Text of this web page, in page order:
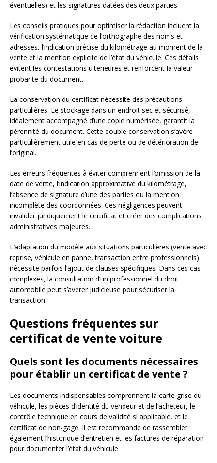
éventuelles) et les signatures datées des deux parties.
Les conseils pratiques pour optimiser la rédaction incluent la
vérification systématique de l’orthographe des noms et
adresses, l’indication précise du kilométrage au moment de la
vente et la mention explicite de l’état du véhicule. Ces détails
évitent les contestations ultérieures et renforcent la valeur
probante du document.
La conservation du certificat nécessite des précautions
particulières. Le stockage dans un endroit sec et sécurisé,
idéalement accompagné d’une copie numérisée, garantit la
pérennité du document. Cette double conservation s’avère
particulièrement utile en cas de perte ou de détérioration de
l’original.
Les erreurs fréquentes à éviter comprennent l’omission de la
date de vente, l’indication approximative du kilométrage,
l’absence de signature d’une des parties ou la mention
incomplète des coordonnées. Ces négligences peuvent
invalider juridiquement le certificat et créer des complications
administratives majeures.
L’adaptation du modèle aux situations particulières (vente avec
reprise, véhicule en panne, transaction entre professionnels)
nécessite parfois l’ajout de clauses spécifiques. Dans ces cas
complexes, la consultation d’un professionnel du droit
automobile peut s’avérer judicieuse pour sécuriser la
transaction.
Questions fréquentes sur
certificat de vente voiture
Quels sont les documents nécessaires
pour établir un certificat de vente ?
Les documents indispensables comprennent la carte grise du
véhicule, les pièces d’identité du vendeur et de l’acheteur, le
contrôle technique en cours de validité si applicable, et le
certificat de non-gage. Il est recommandé de rassembler
également l’historique d’entretien et les factures de réparation
pour documenter l’état du véhicule.